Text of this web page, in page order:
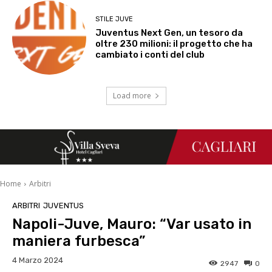
STILE JUVE
Juventus Next Gen, un tesoro da
oltre 230 milioni: il progetto che ha
cambiato i conti del club
Load more